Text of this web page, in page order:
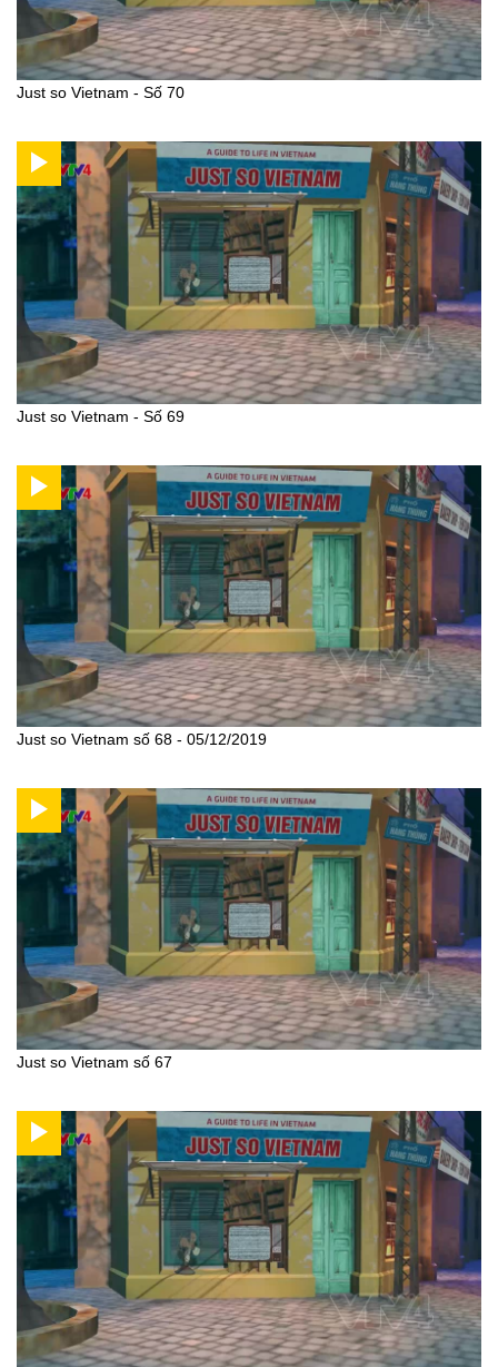
Just so Vietnam - Số 70
Just so Vietnam - Số 69
Just so Vietnam số 68 - 05/12/2019
Just so Vietnam số 67